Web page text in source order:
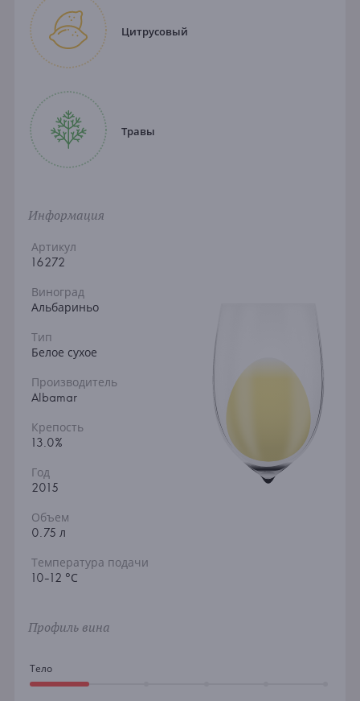
Цитрусовый
Травы
Информация
Артикул
16272
Виноград
Альбариньо
Тип
Белое сухое
Производитель
Albamar
Крепость
13.0%
Год
2015
Объем
0.75 л
Температура подачи
10-12 °С
Профиль вина
Тело